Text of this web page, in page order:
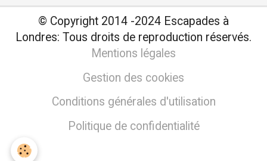
© Copyright 2014 -2024 Escapades à
Londres: Tous droits de reproduction réservés.
Mentions légales
Gestion des cookies
Conditions générales d'utilisation
Politique de confidentialité